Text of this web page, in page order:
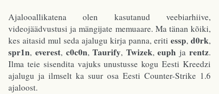
Ajalooallikatena olen kasutanud veebiarhiive,
videojäädvustusi ja mängijate memuaare. Ma tänan kõiki,
kes aitasid mul seda ajalugu kirja panna, eriti essp, d0rk,
spr1n, everest, c0c0n,Taurify, Twizek,euph ja rentz.
Ilma teie sisendita vajuks unustusse kogu Eesti Kreedzi
ajalugu ja ilmselt ka suur osa Eesti Counter-Strike 1.6
ajaloost.